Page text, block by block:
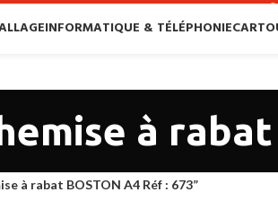
INFORMATIQUE & TÉLÉPHONIE
à
à rabat BOSTON A4 Réf : 673”